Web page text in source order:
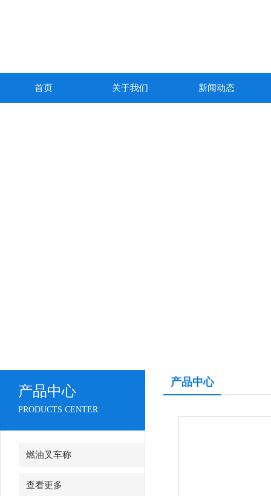
首页 关于我们 新闻动态
产品中心
PRODUCTS CENTER
燃油叉车称
查看更多
产品中心